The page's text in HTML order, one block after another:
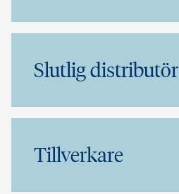
Slutlig distributör
Tillverkare